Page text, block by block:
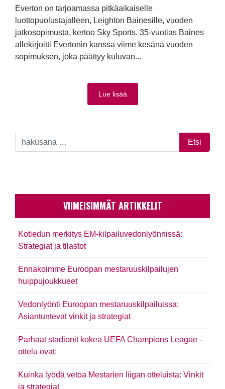
Everton on tarjoamassa pitkäaikaiselle
luottopuolustajalleen, Leighton Bainesille, vuoden
jatkosopimusta, kertoo Sky Sports. 35-vuotias Baines
allekirjoitti Evertonin kanssa viime kesänä vuoden
sopimuksen, joka päättyy kuluvan...
Lue lisää
VIIMEISIMMÄT ARTIKKELIT
Kotiedun merkitys EM-kilpailuvedonlyönnissä:
Strategiat ja tilastot
Ennakoimme Euroopan mestaruuskilpailujen
huippujoukkueet
Vedonlyönti Euroopan mestaruuskilpailuissa:
Asiantuntevat vinkit ja strategiat
Parhaat stadionit kokea UEFA Champions League -
ottelu ovat:
Kuinka lyödä vetoa Mestarien liigan otteluista: Vinkit
ja strategiat